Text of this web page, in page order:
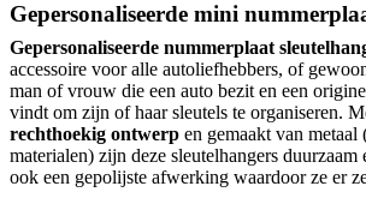
Gepersonaliseerde mini
Gepersonaliseerde nummerplaat
accessoire voor alle autoliefhebbers, of
man of vrouw die een auto bezit en een
vindt om zijn of haar sleutels te organiseren.
rechthoekig ontwerp en gemaakt van metaal
materialen) zijn deze sleutelhangers duurzaam
ook een gepolijste afwerking waardoor ze er